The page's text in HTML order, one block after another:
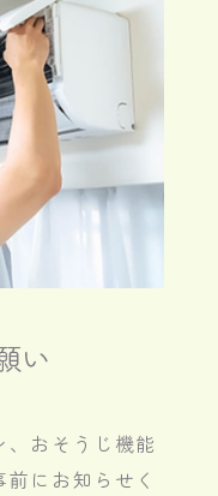
い
おそうじ機能
にお知らせく